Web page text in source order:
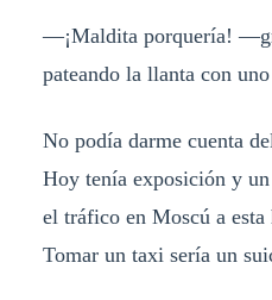
—¡Maldita porquería!
pateando la llanta con
No podía darme cuenta
Hoy tenía exposición y
el tráfico en Moscú a esta
Tomar un taxi sería un